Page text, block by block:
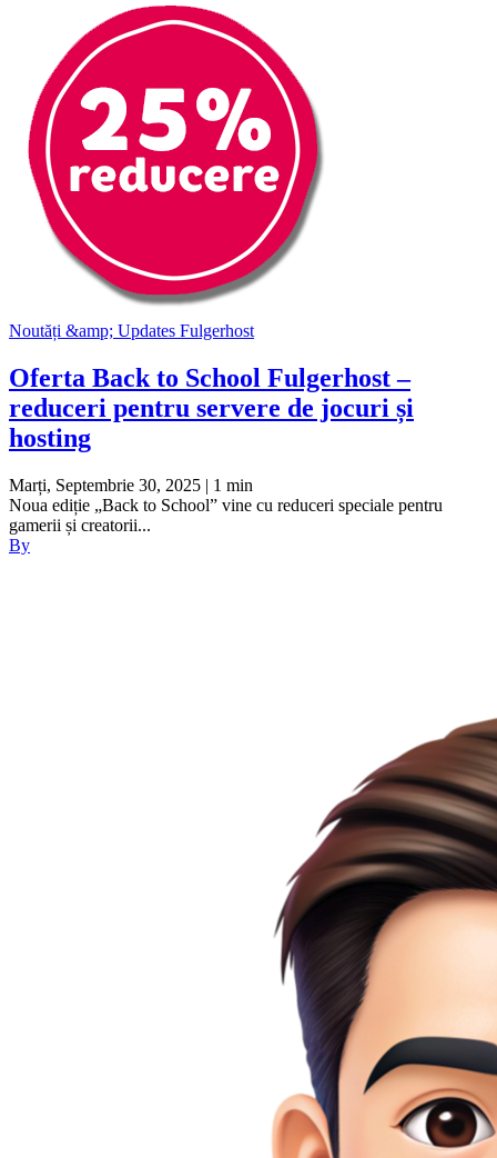
Noutăți &amp; Updates Fulgerhost
Oferta Back to School Fulgerhost –
reduceri pentru servere de jocuri și
hosting
Marți, Septembrie 30, 2025 | 1 min
Noua ediție „Back to School” vine cu reduceri speciale pentru
gamerii și creatorii...
By